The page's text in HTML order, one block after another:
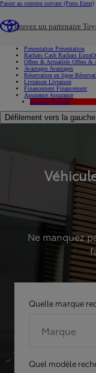
Passer au contenu suivant (Press Enter)
Trouvez un partenaire
Présentation Présentation
Rachats Cash Rachats
Offres & Actualités Offres &
Avantages Avantages
Réservation en ligne
Livraison Livraison
Financement Financement
Assurance Assurance
Hybride Hybride
Défilement vers la gauche
Ne manquez
Quelle marque
Marque
Quel modèle